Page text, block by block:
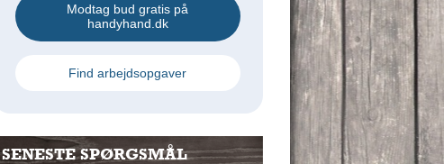
Modtag bud gratis på
handyhand.dk
Find arbejdsopgaver
SENESTE SPØRGSMÅL